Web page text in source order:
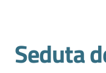
l'impresa
Salta al contenuto
Seduta